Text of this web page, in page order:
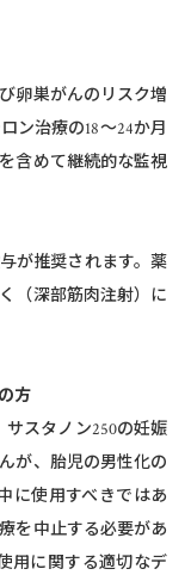
卵巣がんのリスク増
ン治療の18～24か月
含めて継続的な監視
が推奨されます。薬
（深部筋肉注射）に
方
スタノン250の妊娠
が、胎児の男性化の
に使用すべきではあ
を中止する必要があ
用に関する適切なデ